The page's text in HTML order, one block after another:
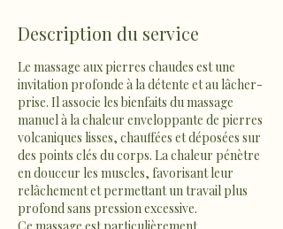
Description du service
Le massage aux pierres chaudes est une
invitation profonde à la détente et au lâcher-
prise. Il associe les bienfaits du massage
manuel à la chaleur enveloppante de pierres
volcaniques lisses, chauffées et déposées sur
des points clés du corps. La chaleur pénètre
en douceur les muscles, favorisant leur
relâchement et permettant un travail plus
profond sans pression excessive.